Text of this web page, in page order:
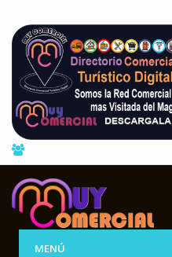
MENÚ